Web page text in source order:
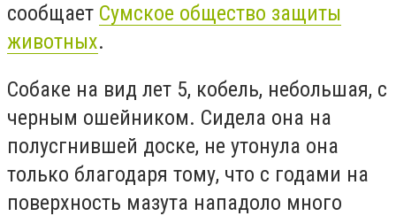
сообщает Сумское общество защиты
животных.
Собаке на вид лет 5, кобель, небольшая, с
черным ошейником. Сидела она на
полусгнившей доске, не утонула она
только благодаря тому, что с годами на
поверхность мазута нападоло много